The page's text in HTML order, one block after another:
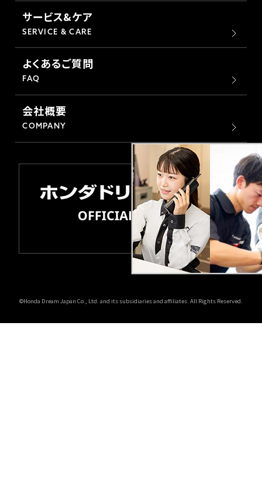
サービス&ケア
SERVICE & CARE
よくあるご質問
FAQ
会社概要
COMPANY
©Honda Dream Japan Co., Ltd. and its subsidiaries and affiliates. All Rights Reserved.